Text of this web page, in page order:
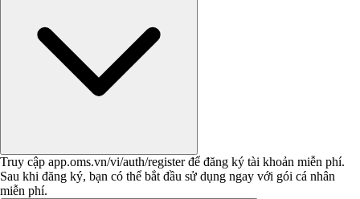
Truy cập app.oms.vn/vi/auth/register để đăng ký tài khoản miễn phí.
Sau khi đăng ký, bạn có thể bắt đầu sử dụng ngay với gói cá nhân
miễn phí.